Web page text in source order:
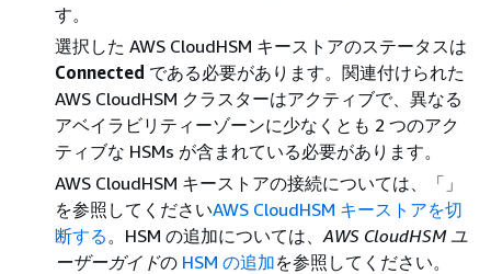
す。
選択した AWS CloudHSM キーストアのステータスは
Connected である必要があります。関連付けられた
AWS CloudHSM クラスターはアクティブで、異なる
アベイラビリティーゾーンに少なくとも 2 つのアク
ティブな HSMs が含まれている必要があります。
AWS CloudHSM キーストアの接続については、「」
を参照してくださいAWS CloudHSM キーストアを切
断する 。HSM の追加については、 AWS CloudHSM ユ
ーザーガイドの HSM の追加を参照してください。